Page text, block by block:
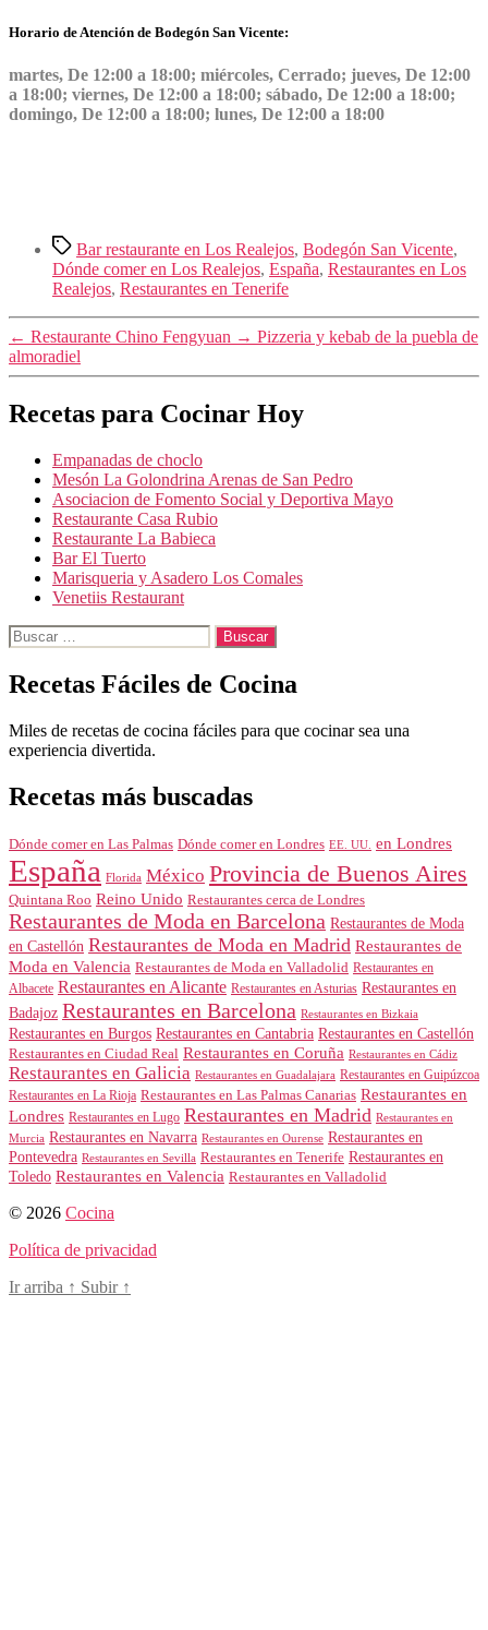
Horario de Atención de Bodegón San Vicente:
martes, De 12:00 a 18:00; miércoles, Cerrado; jueves, De 12:00
a 18:00; viernes, De 12:00 a 18:00; sábado, De 12:00 a 18:00;
domingo, De 12:00 a 18:00; lunes, De 12:00 a 18:00
Etiquetas
Bar restaurante en Los Realejos, Bodegón San Vicente,
Dónde comer en Los Realejos, España, Restaurantes en Los
Realejos, Restaurantes en Tenerife
← Restaurante Chino Fengyuan → Pizzeria y kebab de la puebla de
almoradiel
Recetas para Cocinar Hoy
Empanadas de choclo
Mesón La Golondrina Arenas de San Pedro
Asociacion de Fomento Social y Deportiva Mayo
Restaurante Casa Rubio
Restaurante La Babieca
Bar El Tuerto
Marisqueria y Asadero Los Comales
Venetiis Restaurant
Buscar:
Recetas Fáciles de Cocina
Miles de recetas de cocina fáciles para que cocinar sea una
experiencia divertida.
Recetas más buscadas
Dónde comer en Las Palmas Dónde comer en Londres EE. UU. en Londres
España Florida México Provincia de Buenos Aires
Quintana Roo Reino Unido Restaurantes cerca de Londres
Restaurantes de Moda en Barcelona Restaurantes de Moda
en Castellón Restaurantes de Moda en Madrid Restaurantes de
Moda en Valencia Restaurantes de Moda en Valladolid Restaurantes en
Albacete Restaurantes en Alicante Restaurantes en Asturias Restaurantes en
Badajoz Restaurantes en Barcelona Restaurantes en Bizkaia
Restaurantes en Burgos Restaurantes en Cantabria Restaurantes en Castellón
Restaurantes en Ciudad Real Restaurantes en Coruña Restaurantes en Cádiz
Restaurantes en Galicia Restaurantes en Guadalajara Restaurantes en Guipúzcoa
Restaurantes en La Rioja Restaurantes en Las Palmas Canarias Restaurantes en
Londres Restaurantes en Lugo Restaurantes en Madrid Restaurantes en
Murcia Restaurantes en Navarra Restaurantes en Ourense Restaurantes en
Pontevedra Restaurantes en Sevilla Restaurantes en Tenerife Restaurantes en
Toledo Restaurantes en Valencia Restaurantes en Valladolid
© 2026 Cocina
Política de privacidad
Ir arriba ↑ Subir ↑